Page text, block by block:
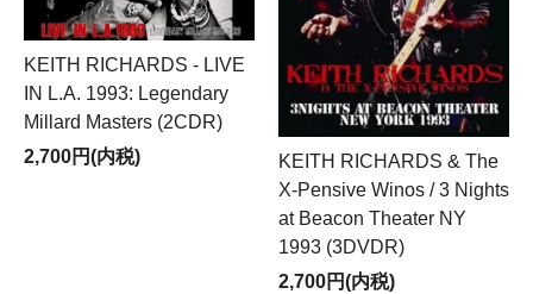
KEITH RICHARDS - LIVE
IN L.A. 1993: Legendary
Millard Masters (2CDR)
2,700円(内税)
KEITH RICHARDS & The
X-Pensive Winos / 3 Nights
at Beacon Theater NY
1993 (3DVDR)
2,700円(内税)